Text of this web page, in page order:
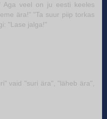
Aga veel on ju eesti keeles
ära!" "Ta suur piip torkas
"Lase jalga!"
vaid "suri ära", "läheb ära",